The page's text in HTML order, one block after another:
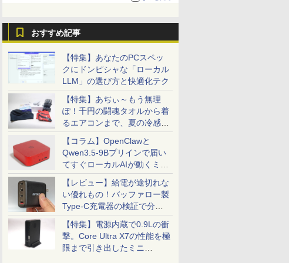
おすすめ記事
【特集】あなたのPCスペッ
クにドンピシャな「ローカル
LLM」の選び方と快適化テク
【特集】あぢぃ～もう無理
ぽ！千円の闘魂タオルから着
るエアコンまで、夏の冷感グ
ッズ一挙紹介
【コラム】OpenClawと
Qwen3.5-9Bプリインで届い
てすぐローカルAIが動くミニ
PC「SER9 Pro」
【レビュー】給電が途切れな
い優れもの！バッファロー製
Type-C充電器の検証で分か
ったこと
【特集】電源内蔵で0.9Lの衝
撃。Core Ultra X7の性能を極
限まで引き出したミニ